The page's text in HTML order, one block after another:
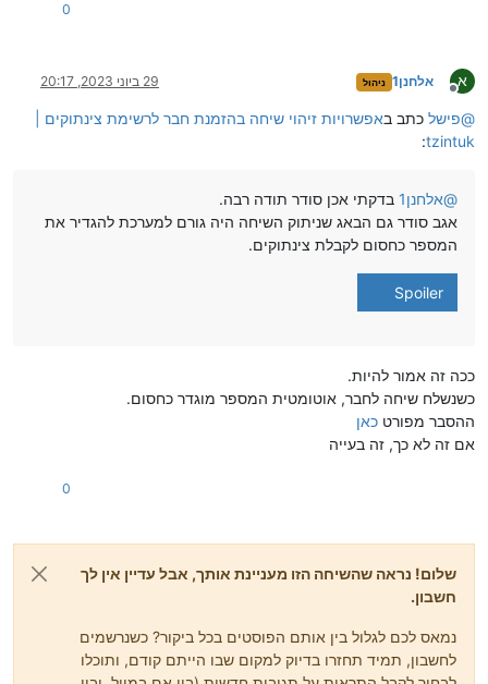
0
א
מנותק
אלחנן1 ניהול 29 ביוני 2023, 20:17
@פישל כתב באפשרויות זיהוי שיחה בהזמנת חבר לרשימת צינתוקים |
tzintuk
:
@אלחנן1
בדקתי אכן סודר תודה רבה.
אגב סודר גם הבאג שניתוק השיחה היה גורם למערכת להגדיר את
המספר כחסום לקבלת צינתוקים.
Spoiler
ככה זה אמור להיות.
כשנשלח שיחה לחבר, אוטומטית המספר מוגדר כחסום.
ההסבר מפורט כאן
אם זה לא כך, זה בעייה
0
שלום! נראה שהשיחה הזו מעניינת אותך, אבל עדיין אין לך
חשבון.
נמאס לכם לגלול בין אותם הפוסטים בכל ביקור? כשנרשמים
לחשבון, תמיד תחזרו בדיוק למקום שבו הייתם קודם, ותוכלו